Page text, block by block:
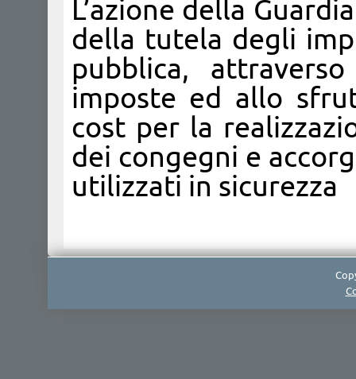
L’azione della
della tutela degli
pubblica,
imposte ed allo
cost per la
dei congegni e
utilizzati in sicurezza